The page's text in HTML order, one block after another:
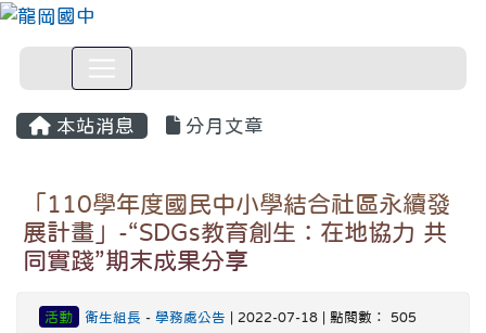
本站消息 分月文章
「110學年度國民中小學結合社區永續發
展計畫」-“SDGs教育創生：在地協力 共
同實踐”期末成果分享
活動 衛生組長 - 學務處公告 | 2022-07-18 | 點閱數： 505